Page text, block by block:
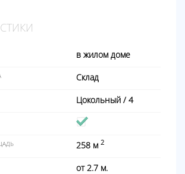
в жилом доме
Склад
Цокольный / 4
258 м 2
от 2.7 м.